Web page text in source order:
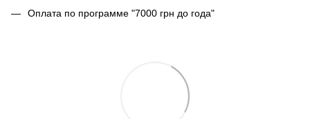
Оплата по программе "7000 грн до года"